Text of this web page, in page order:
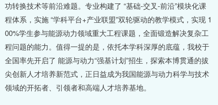
功转换技术等前沿难题。专业构建了 “基础-交叉-前沿”模块化课
程体系，实施 “学科平台+产业联盟”双轮驱动的教学模式，实现 1
00%学生参与能源动力领域重大工程课题，全面锻造解决复杂工
程问题的能力。值得一提的是，依托本学科深厚的底蕴，我校于
全国率先开启了 能源与动力“强基计划”招生，探索本博贯通的拔
尖创新人才培养新范式，正日益成为我国能源与动力科学与技术
领域的开拓者、引领者和高端人才培养基地。